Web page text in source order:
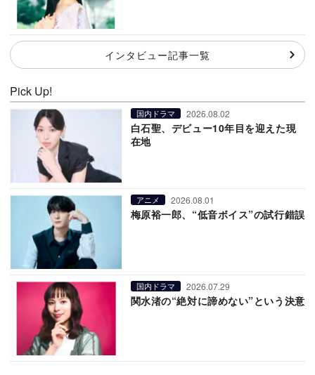
インタビュー記事一覧
Pick Up!
国内ドラマ 2026.08.02
白石聖、デビュー10年目を迎えた現
在地
アニメ 2026.08.01
梅原裕一郎、“低音ボイス”の試行錯誤
国内ドラマ 2026.07.29
関水渚の“絶対に諦めない”という決意